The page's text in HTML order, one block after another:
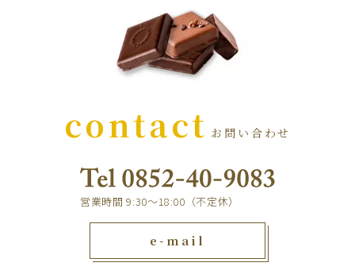
contact お問い合わせ
営業時間 9:30～18:00（不定休）
e-mail